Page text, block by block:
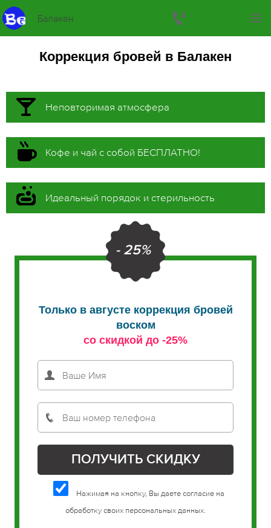
Балакен
Коррекция бровей в Балакен
Неповторимая атмосфера
Кофе и чай с собой БЕСПЛАТНО!
Идеальный порядок и стерильность
- 25%
Только в августе коррекция бровей
воском
со скидкой до -25%
Нажимая на кнопку, Вы даете согласие на
обработку своих персональных данных.